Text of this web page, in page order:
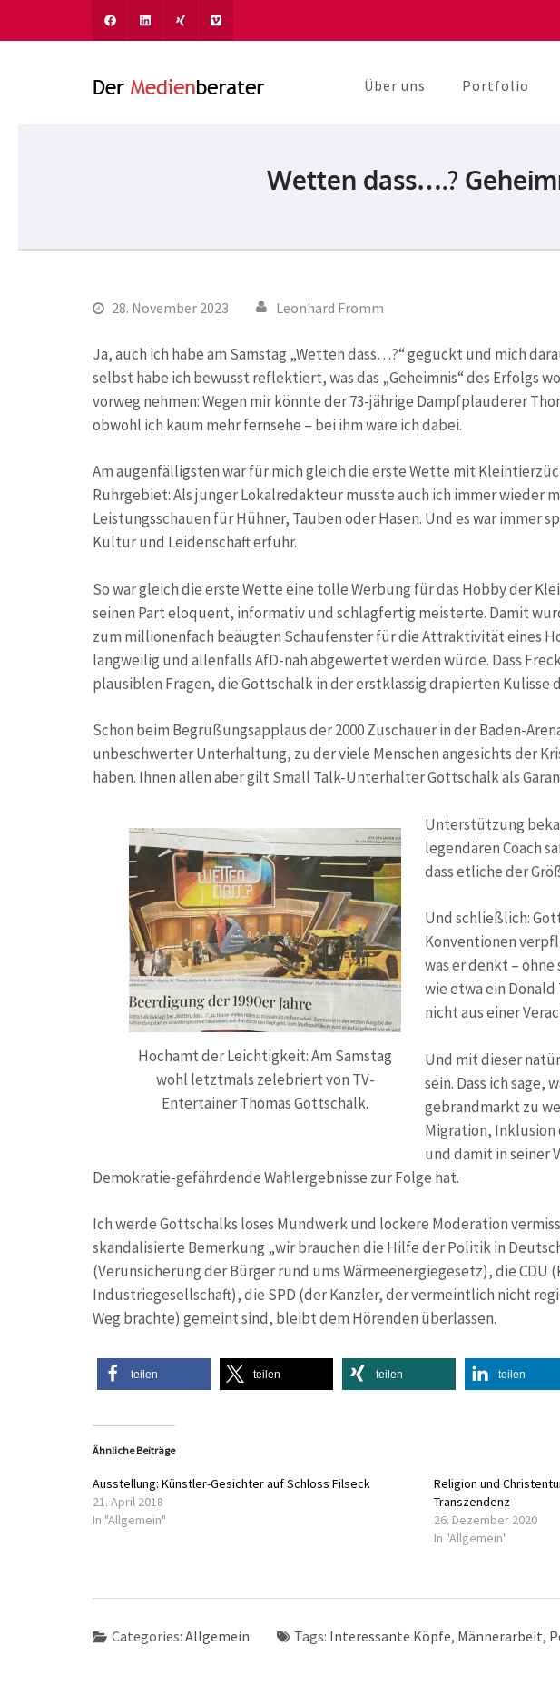
Über uns Portfolio
Wetten dass….?
28. November 2023 Leonhard Fromm
Ja, auch ich habe am Samstag „Wetten dass…?“ geguckt und mich
selbst habe ich bewusst reflektiert, was das „Geheimnis“ des Erfolgs
vorweg nehmen: Wegen mir könnte der 73-jährige Dampfplauderer
obwohl ich kaum mehr fernsehe – bei ihm wäre ich dabei.
Am augenfälligsten war für mich gleich die erste Wette mit
Ruhrgebiet: Als junger Lokalredakteur musste auch ich immer wieder
Leistungsschauen für Hühner, Tauben oder Hasen. Und es war immer
Kultur und Leidenschaft erfuhr.
So war gleich die erste Wette eine tolle Werbung für das Hobby der
seinen Part eloquent, informativ und schlagfertig meisterte. Damit
zum millionenfach beäugten Schaufenster für die Attraktivität eines
langweilig und allenfalls AfD-nah abgewertet werden würde. Dass
plausiblen Fragen, die Gottschalk in der erstklassig drapierten Kulisse
Schon beim Begrüßungsapplaus der 2000 Zuschauer in der Baden-
unbeschwerter Unterhaltung, zu der viele Menschen angesichts der
haben. Ihnen allen aber gilt Small Talk-Unterhalter Gottschalk als
Hochamt der Leichtigkeit: Am Samstag
wohl letztmals zelebriert von TV-
Entertainer Thomas Gottschalk.
Unterstützung
legendären Coach
dass etliche der
Und schließlich:
Konventionen
was er denkt –
wie etwa ein
nicht aus einer
Und mit dieser
sein. Dass ich sage,
gebrandmarkt zu
Migration,
und damit in seiner
Demokratie-gefährdende Wahlergebnisse zur Folge hat.
Ich werde Gottschalks loses Mundwerk und lockere Moderation
skandalisierte Bemerkung „wir brauchen die Hilfe der Politik in
(Verunsicherung der Bürger rund ums Wärmeenergiegesetz), die
Industriegesellschaft), die SPD (der Kanzler, der vermeintlich nicht
Weg brachte) gemeint sind, bleibt dem Hörenden überlassen.
teilen teilen teilen teilen
Ähnliche Beiträge
Ausstellung: Künstler-Gesichter auf Schloss Filseck
21. April 2018
In "Allgemein"
Religion und
Transzendenz
26. Dezember 2020
In "Allgemein"
Categories: Allgemein Tags: Interessante Köpfe, Männerarbeit,